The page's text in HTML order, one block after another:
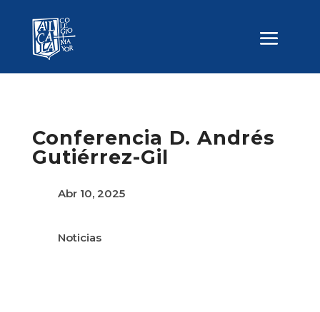
Conferencia D. Andrés
Gutiérrez-Gil
Abr 10, 2025
Noticias